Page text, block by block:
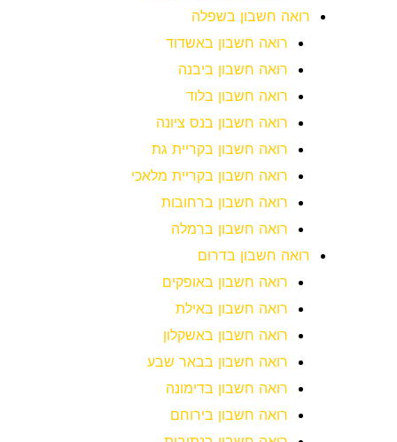
רואה חשבון בשפלה
רואה חשבון באשדוד
רואה חשבון ביבנה
רואה חשבון בלוד
רואה חשבון בנס ציונה
רואה חשבון בקריית גת
רואה חשבון בקריית מלאכי
רואה חשבון ברחובות
רואה חשבון ברמלה
רואה חשבון בדרום
רואה חשבון באופקים
רואה חשבון באילת
רואה חשבון באשקלון
רואה חשבון בבאר שבע
רואה חשבון בדימונה
רואה חשבון בירוחם